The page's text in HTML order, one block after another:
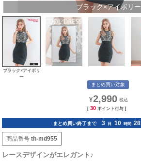
ブラック×アイボリー
ブラック×アイボリ
ー
まとめ買い対象
¥2,990
[ 30 ポイント付与 ]
まとめ買い終了まで 3 日 10 時間 28
商品番号 th-md955
レースデザインがエレガント♪